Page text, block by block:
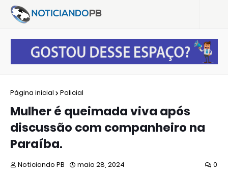
Página inicial Policial
Mulher é queimada viva após
discussão com companheiro na
Paraíba.
Noticiando PB maio 28, 2024 0